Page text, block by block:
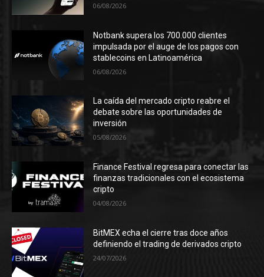
06/08/2026
Notbank supera los 700.000 clientes
impulsada por el auge de los pagos con
stablecoins en Latinoamérica
06/08/2026
La caída del mercado cripto reabre el
debate sobre las oportunidades de
inversión
05/08/2026
Finance Festival regresa para conectar las
finanzas tradicionales con el ecosistema
cripto
04/08/2026
BitMEX echa el cierre tras doce años
definiendo el trading de derivados cripto
24/07/2026